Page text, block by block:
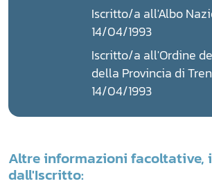
Iscritto/a all'Albo
14/04/1993
Iscritto/a all'Ordine
della Provincia di
14/04/1993
Altre informazioni facoltative,
dall'Iscritto: